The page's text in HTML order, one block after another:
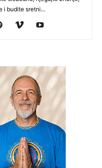
i budite sretni...